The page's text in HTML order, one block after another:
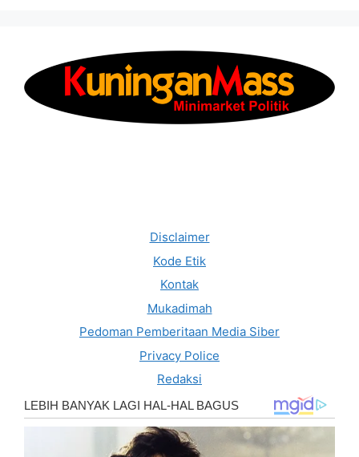
Disclaimer
Kode Etik
Kontak
Mukadimah
Pedoman Pemberitaan Media Siber
Privacy Police
Redaksi